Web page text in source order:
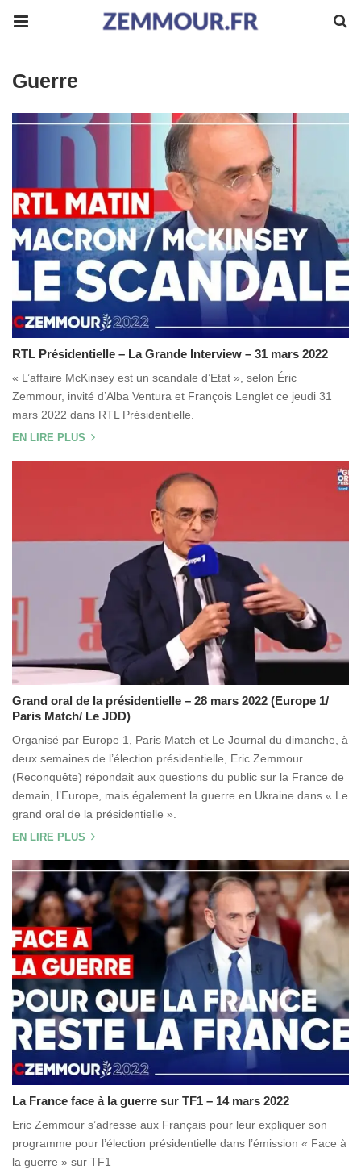
Guerre
RTL Présidentielle – La Grande Interview – 31 mars 2022
« L’affaire McKinsey est un scandale d’Etat », selon Éric
Zemmour, invité d’Alba Ventura et François Lenglet ce jeudi 31
mars 2022 dans RTL Présidentielle.
EN LIRE PLUS
Grand oral de la présidentielle – 28 mars 2022 (Europe 1/
Paris Match/ Le JDD)
Organisé par Europe 1, Paris Match et Le Journal du dimanche, à
deux semaines de l’élection présidentielle, Eric Zemmour
(Reconquête) répondait aux questions du public sur la France de
demain, l’Europe, mais également la guerre en Ukraine dans « Le
grand oral de la présidentielle ».
EN LIRE PLUS
La France face à la guerre sur TF1 – 14 mars 2022
Eric Zemmour s’adresse aux Français pour leur expliquer son
programme pour l’élection présidentielle dans l’émission « Face à
la guerre » sur TF1